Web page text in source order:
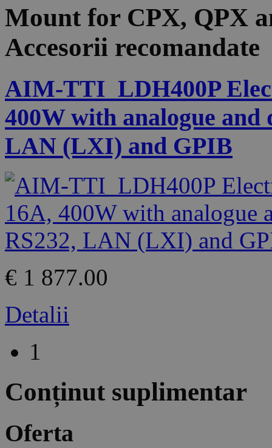
Mount for CPX, QPX
Accesorii recomandate
AIM-TTI_LDH400P
400W with analogue
LAN (LXI) and GPIB
€ 1 877.00
Detalii
1
Conținut suplimentar
Oferta